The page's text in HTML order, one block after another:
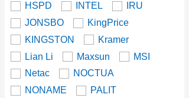
HSPD
INTEL
IRU
JONSBO
KingPrice
KINGSTON
Kramer
Lian Li
Maxsun
MSI
Netac
NOCTUA
NONAME
PALIT